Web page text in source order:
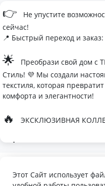
👉
Не упустите
сейчас!
📍 Быстрый переход и заказ:
🌟
Преобрази свой дом
Стиль! 💜 Мы создали
текстиля, которая
комфорта и элегантности!
🔥 ЭКСКЛЮЗИВНАЯ
🛏
Палитра изысканных
Этот Сайт использует